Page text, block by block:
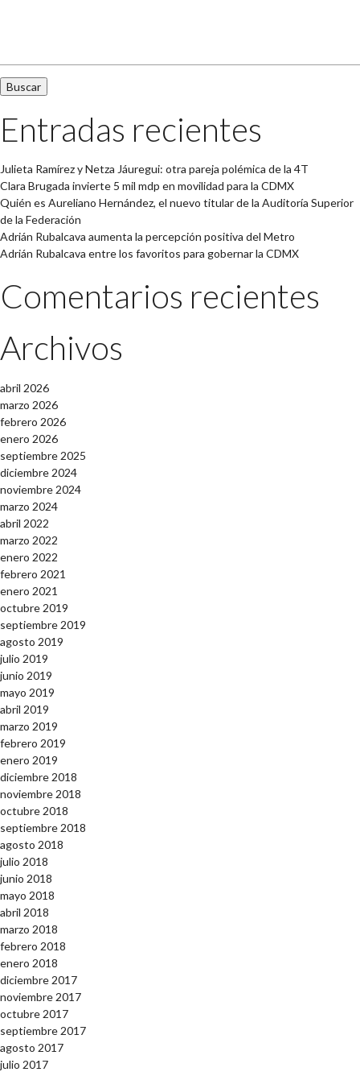
Entradas recientes
Julieta Ramírez y Netza Jáuregui: otra pareja polémica de la 4T
Clara Brugada invierte 5 mil mdp en movilidad para la CDMX
Quién es Aureliano Hernández, el nuevo titular de la Auditoría Superior
de la Federación
Adrián Rubalcava aumenta la percepción positiva del Metro
Adrián Rubalcava entre los favoritos para gobernar la CDMX
Comentarios recientes
Archivos
abril 2026
marzo 2026
febrero 2026
enero 2026
septiembre 2025
diciembre 2024
noviembre 2024
marzo 2024
abril 2022
marzo 2022
enero 2022
febrero 2021
enero 2021
octubre 2019
septiembre 2019
agosto 2019
julio 2019
junio 2019
mayo 2019
abril 2019
marzo 2019
febrero 2019
enero 2019
diciembre 2018
noviembre 2018
octubre 2018
septiembre 2018
agosto 2018
julio 2018
junio 2018
mayo 2018
abril 2018
marzo 2018
febrero 2018
enero 2018
diciembre 2017
noviembre 2017
octubre 2017
septiembre 2017
agosto 2017
julio 2017